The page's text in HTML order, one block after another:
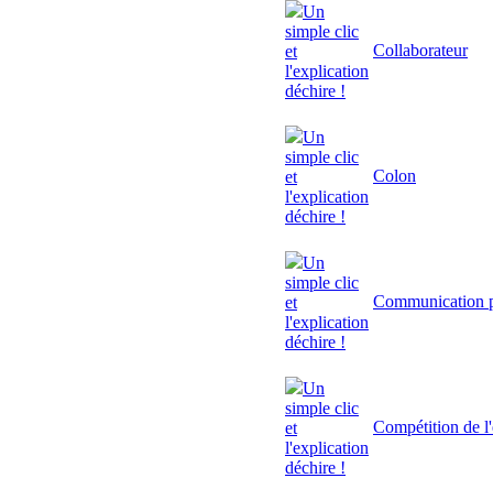
Un
simple clic
et
l'explication
déchire !
Collaborateur
Un
simple clic
et
l'explication
déchire !
Colon
Un
simple clic
et
l'explication
déchire !
Communication
Un
simple clic
et
l'explication
déchire !
Compétition de